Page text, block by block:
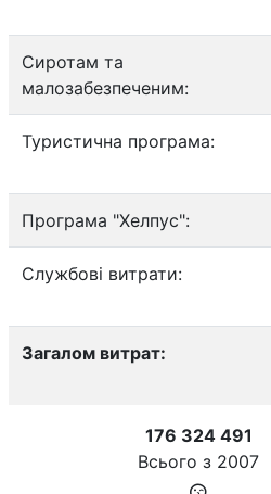
Сиротам та
малозабезпеченим:
Туристична програма:
Програма "Хелпус":
Службові витрати:
Загалом витрат:
176 324 491
Всього з 2007